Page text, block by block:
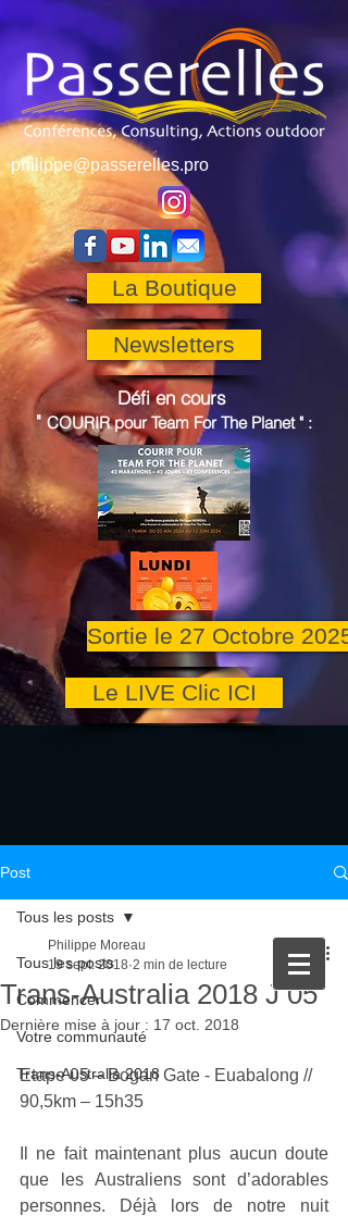
philippe@passerelles.pro
La Boutique
Newsletters
Défi en cours
"COURIR pourTeam For The Planet" :
Sortie le 27 Octobre 2025
Le LIVE Clic ICI
Post
Tous les posts
Commencer
Votre communauté
Trans-Australia 2018
Tous les posts
Trans-Australia 2018 J 05
Philippe Moreau
19 sept. 2018 2 min de lecture
Dernière mise à jour : 17 oct. 2018
Etape 05 – Bogan Gate - Euabalong //
90,5km – 15h35
Il ne fait maintenant plus aucun doute
que les Australiens sont d’adorables
personnes. Déjà lors de notre nuit